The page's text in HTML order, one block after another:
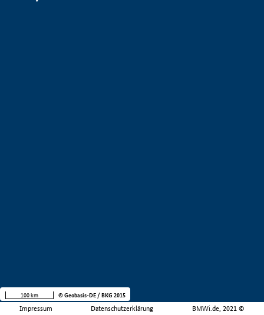
Impressum Datenschutzerklärung BMWi.de, 2021 ©
100 km © Geobasis-DE / BKG 2015